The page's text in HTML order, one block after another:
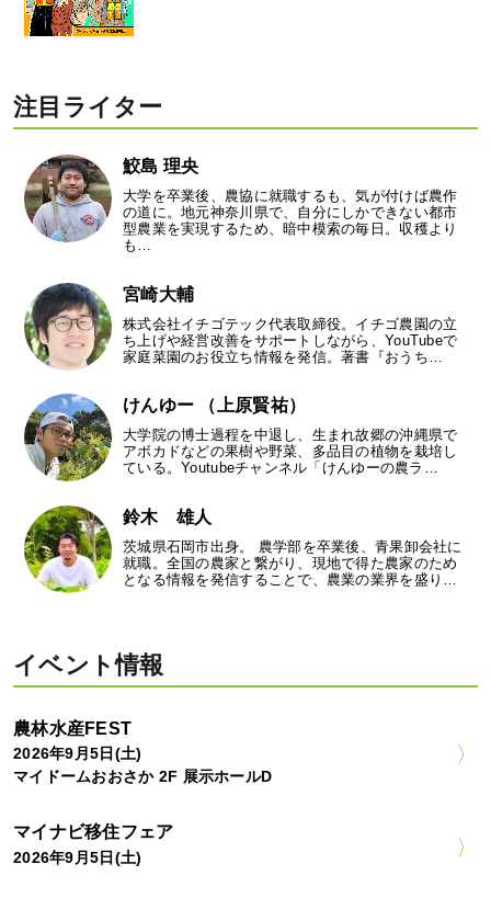
注目ライター
鮫島 理央
大学を卒業後、農協に就職するも、気が付けば農作
の道に。地元神奈川県で、自分にしかできない都市
型農業を実現するため、暗中模索の毎日。収穫より
も…
宮崎大輔
株式会社イチゴテック代表取締役。イチゴ農園の立
ち上げや経営改善をサポートしながら、YouTubeで
家庭菜園のお役立ち情報を発信。著書『おうち…
けんゆー （上原賢祐）
大学院の博士過程を中退し、生まれ故郷の沖縄県で
アボカドなどの果樹や野菜、多品目の植物を栽培し
ている。Youtubeチャンネル「けんゆーの農ラ…
鈴木 雄人
茨城県石岡市出身。 農学部を卒業後、青果卸会社に
就職。全国の農家と繋がり、現地で得た農家のため
となる情報を発信することで、農業の業界を盛り…
イベント情報
農林水産FEST
2026年9月5日(土)
マイドームおおさか 2F 展示ホールD
マイナビ移住フェア
2026年9月5日(土)